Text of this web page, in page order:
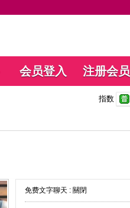
会员登入 注册会员
指数
免费文字聊天 : 關閉